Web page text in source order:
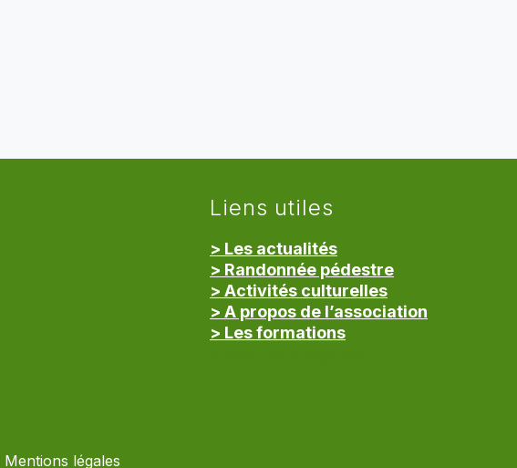
Liens utiles
> Les actualités
> Randonnée pédestre
> Activités culturelles
> A propos de l’association
> Les formations
Mentions légales